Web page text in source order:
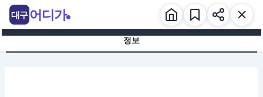
츠
정보
대구 어디가